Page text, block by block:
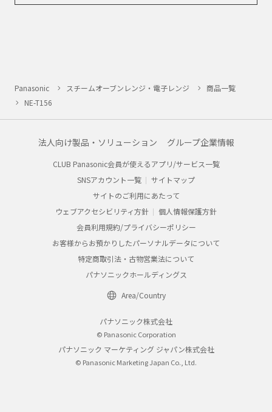
Panasonic スチームオーブンレンジ・電子レンジ
商品一覧
NE-T156
法人向け製品・ソリューション グループ企業情報
CLUB Panasonic会員が使えるアプリ/サービス一覧
SNSアカウント一覧
サイトマップ
サイトのご利用にあたって
ウェブアクセシビリティ方針
個人情報保護方針
会員利用規約/プライバシーポリシー
お客様からお預かりしたパーソナルデータについて
特定商取引法・古物営業法について
パナソニックホールディングス
Area/Country
パナソニック株式会社
© Panasonic Corporation
パナソニック マーケティング ジャパン株式会社
© Panasonic Marketing Japan Co., Ltd.